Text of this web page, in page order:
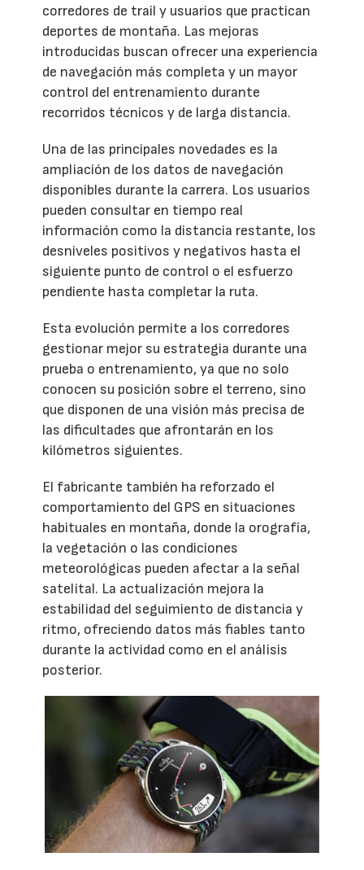
corredores de trail y usuarios que practican
deportes de montaña. Las mejoras
introducidas buscan ofrecer una experiencia
de navegación más completa y un mayor
control del entrenamiento durante
recorridos técnicos y de larga distancia.
Una de las principales novedades es la
ampliación de los datos de navegación
disponibles durante la carrera. Los usuarios
pueden consultar en tiempo real
información como la distancia restante, los
desniveles positivos y negativos hasta el
siguiente punto de control o el esfuerzo
pendiente hasta completar la ruta.
Esta evolución permite a los corredores
gestionar mejor su estrategia durante una
prueba o entrenamiento, ya que no solo
conocen su posición sobre el terreno, sino
que disponen de una visión más precisa de
las dificultades que afrontarán en los
kilómetros siguientes.
El fabricante también ha reforzado el
comportamiento del GPS en situaciones
habituales en montaña, donde la orografía,
la vegetación o las condiciones
meteorológicas pueden afectar a la señal
satelital. La actualización mejora la
estabilidad del seguimiento de distancia y
ritmo, ofreciendo datos más fiables tanto
durante la actividad como en el análisis
posterior.